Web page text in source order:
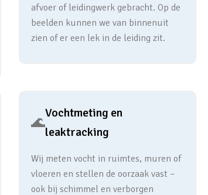
afvoer of leidingwerk gebracht. Op de
beelden kunnen we van binnenuit
zien of er een lek in de leiding zit.
🌊
Vochtmeting en
leaktracking
Wij meten vocht in ruimtes, muren of
vloeren en stellen de oorzaak vast –
ook bij schimmel en verborgen